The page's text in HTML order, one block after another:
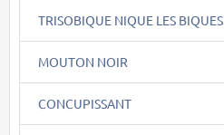
TRISOBIQUE NIQUE LES BIQUES
MOUTON NOIR
CONCUPISSANT